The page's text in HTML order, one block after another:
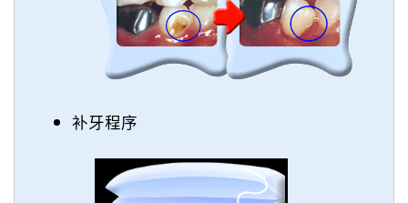
补牙程序